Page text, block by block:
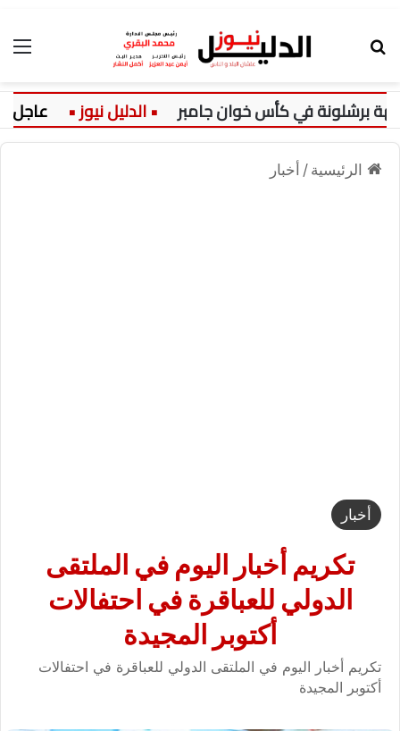
في كأس خوان جامبر عاجل:
الرئيسية / أخبار
أخبار
تكريم أخبار اليوم في الملتقى
الدولي للعباقرة في احتفالات
أكتوبر المجيدة
تكريم أخبار اليوم في الملتقى الدولي للعباقرة في احتفالات
أكتوبر المجيدة